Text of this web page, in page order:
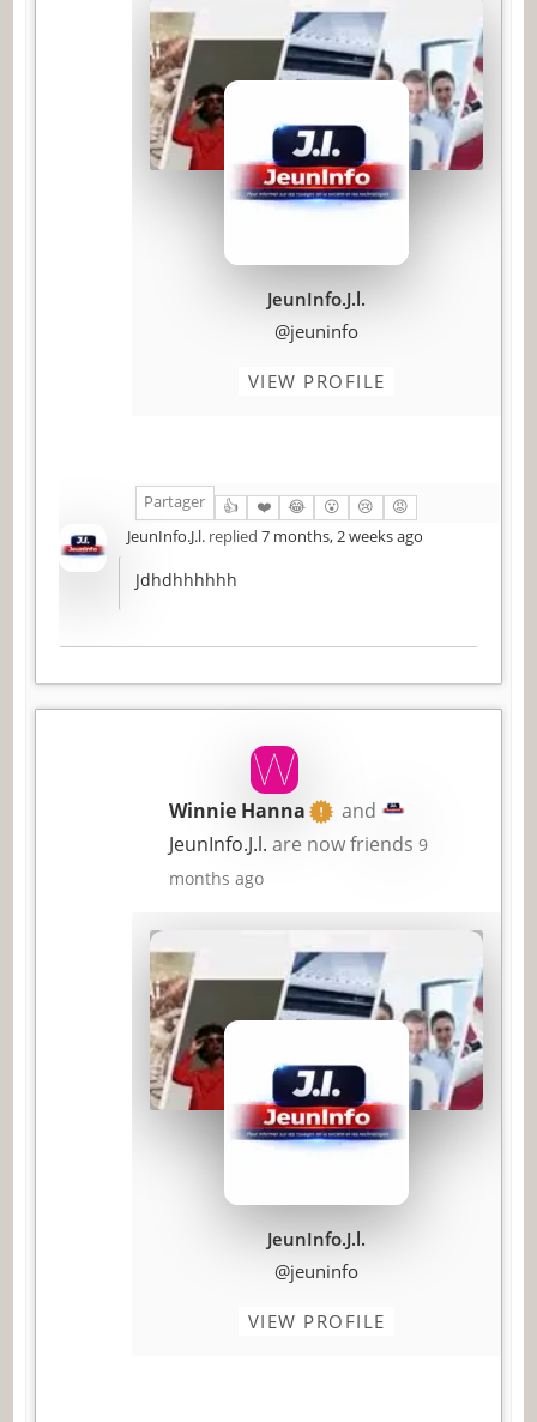
JeunInfo.J.l.
@jeuninfo
VIEW PROFILE
Partager 👍 ❤️ 😂 😮 😢
😡
JeunInfo.J.l. replied7 months, 2 weeks ago
Jdhdhhhhhh
Winnie Hanna
and
JeunInfo.J.l. are now friends 9
months ago
JeunInfo.J.l.
@jeuninfo
VIEW PROFILE